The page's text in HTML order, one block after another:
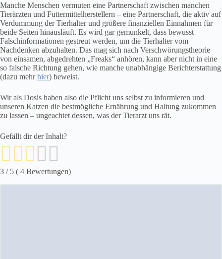
Manche Menschen vermuten eine Partnerschaft zwischen manchen
Tierärzten und Futtermittelherstellern – eine Partnerschaft, die aktiv auf
Verdummung der Tierhalter und größere finanziellen Einnahmen für
beide Seiten hinausläuft. Es wird gar gemunkelt, dass bewusst
Falschinformationen gestreut werden, um die Tierhalter vom
Nachdenken abzuhalten. Das mag sich nach Verschwörungstheorie
von einsamen, abgedrehten „Freaks“ anhören, kann aber nicht in eine
so falsche Richtung gehen, wie manche unabhängige Berichterstattung
(dazu mehrhier) beweist.
Wir als Dosis haben also die Pflicht uns selbst zu informieren und
unseren Katzen die bestmögliche Ernährung und Haltung zukommen
zu lassen – ungeachtet dessen, was der Tierarzt uns rät.
Gefällt dir der Inhalt?
3 / 5 ( 4 Bewertungen)